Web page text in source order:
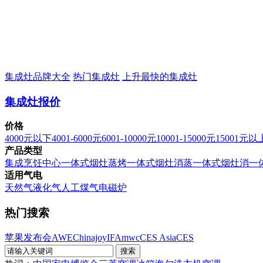
集成灶品牌大全 热门集成灶 上升最快的集成灶
集成灶报价
价格
4000元以下4001-6000元6001-10000元10001-15000元15001元以
产品类型
集成烹饪中心一体式烟灶蒸烤一体式烟灶消蒸一体式烟灶消一
适用气电
天然气液化气人工煤气电磁炉
热门搜索
苹果发布会AWEChinajoyIFAmwcCES AsiaCES